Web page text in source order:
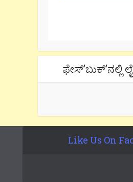
ಫೇಸ್’ಬುಕ್’ನಲ್ಲಿ
Like Us On